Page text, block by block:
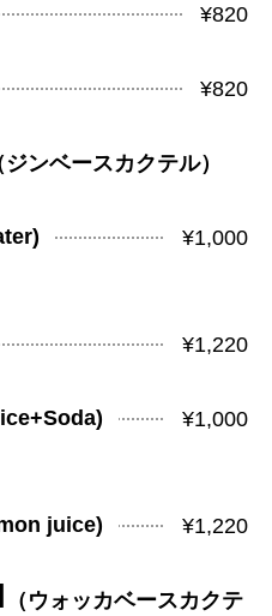
¥820
¥820
ジンベースカクテル）
¥1,000
¥1,220
¥1,000
juice)
¥1,220
（ウォッカベースカクテ